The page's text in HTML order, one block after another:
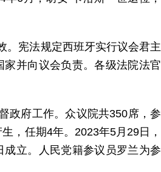
。宪法规定西班牙实行议会君主
并向议会负责。各级法院法官
政府工作。众议院共350席，参
，任期4年。2023年5月29日，
立。人民党籍参议员罗兰为参